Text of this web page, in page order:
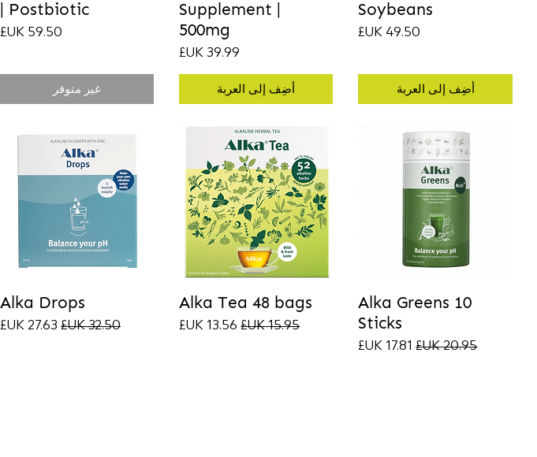
Soybeans
السعر
أضِف إلى العربة
Supplement |
500mg
السعر
أضِف إلى العربة
Postbiotic |
السعر
غير متوفر
Alka Greens 10
Sticks
سعر عادي‏20.95 UK£ سعر البيع
Alka Tea 48 bags
سعر عادي‏15.95 UK£ سعر البيع
Alka Drops
سعر عادي سعر البيع